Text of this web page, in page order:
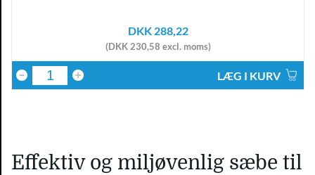
DKK 288,22
(DKK 230,58 excl. moms)
LÆG I KURV
Effektiv og miljøvenlig sæbe til